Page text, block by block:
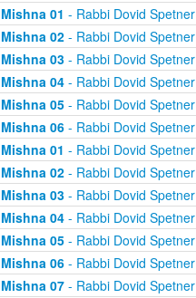
01 - Rabbi Dovid Spetner
02- Rabbi Dovid Spetner
03- Rabbi Dovid Spetner
04- Rabbi Dovid Spetner
05- Rabbi Dovid Spetner
06- Rabbi Dovid Spetner
01 - Rabbi Dovid Spetner
02- Rabbi Dovid Spetner
03- Rabbi Dovid Spetner
04- Rabbi Dovid Spetner
05- Rabbi Dovid Spetner
06- Rabbi Dovid Spetner
07- Rabbi Dovid Spetner